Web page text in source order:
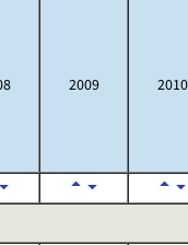
2009 2010